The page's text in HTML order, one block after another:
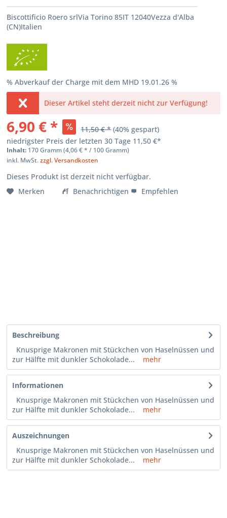
Biscottificio Roero srlVia Torino 85IT 12040Vezza d'Alba
(CN)Italien
% Abverkauf der Charge mit dem MHD 19.01.26 %
Dieser Artikel steht derzeit nicht zur Verfügung!
6,90 € * 11,50 € * (40% gespart)
niedrigster Preis der letzten 30 Tage 11,50 €*
Inhalt: 170 Gramm (4,06 €* / 100 Gramm)
inkl. MwSt.zzgl. Versandkosten
Dieses Produkt ist derzeit nicht verfügbar.
Merken
Benachrichtigen Empfehlen
Beschreibung
Knusprige Makronen mit Stückchen von Haselnüssen und
zur Hälfte mit dunkler Schokolade...
mehr
Informationen
Knusprige Makronen mit Stückchen von Haselnüssen und
zur Hälfte mit dunkler Schokolade...
mehr
Auszeichnungen
Knusprige Makronen mit Stückchen von Haselnüssen und
zur Hälfte mit dunkler Schokolade...
mehr